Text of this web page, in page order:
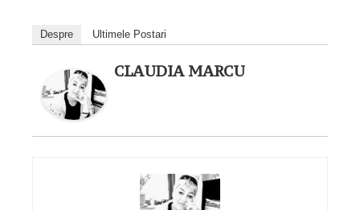
Despre Ultimele Postari
CLAUDIA MARCU